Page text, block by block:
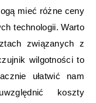
mieć różne ceny
technologii. Warto
związanych z
wilgotności to
ułatwić nam
koszty